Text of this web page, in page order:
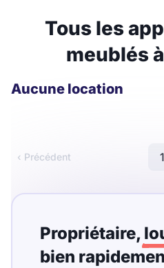
Coliving
Meublé
Montant du loyer
€
€
Tous les
meublés
Aucune location
‹ Précédent 1
Propriétaire,
bien